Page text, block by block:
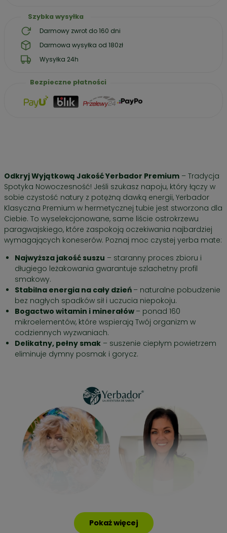
Cena / 100g – 53,33 zł
Szybka wysyłka
Darmowy zwrot do 160 dni
Darmowa wysyłka od 180zł
Wysyłka 24h
Bezpieczne płatności
Odkryj Wyjątkową Jakość Yerbador Premium – Tradycja
Spotyka Nowoczesność! Jeśli szukasz napoju, który łączy w
sobie czystość natury z potężną dawką energii, Yerbador
Klasyczna Premium w hermetycznej tubie jest stworzona dla
Ciebie. To wyselekcjonowane, same liście ostrokrzewu
paragwajskiego, które zaspokoją oczekiwania najbardziej
wymagających koneserów. Poznaj moc czystej yerba mate:
Najwyższa jakość suszu – staranny proces zbioru i
długiego leżakowania gwarantuje szlachetny profil
smakowy.
Stabilna energia na cały dzień – naturalne pobudzenie
bez nagłych spadków sił i uczucia niepokoju.
Bogactwo witamin i minerałów – ponad 160
mikroelementów, które wspierają Twój organizm w
codziennych wyzwaniach.
Delikatny, pełny smak – suszenie ciepłym powietrzem
eliminuje dymny posmak i gorycz.
Pokaż więcej